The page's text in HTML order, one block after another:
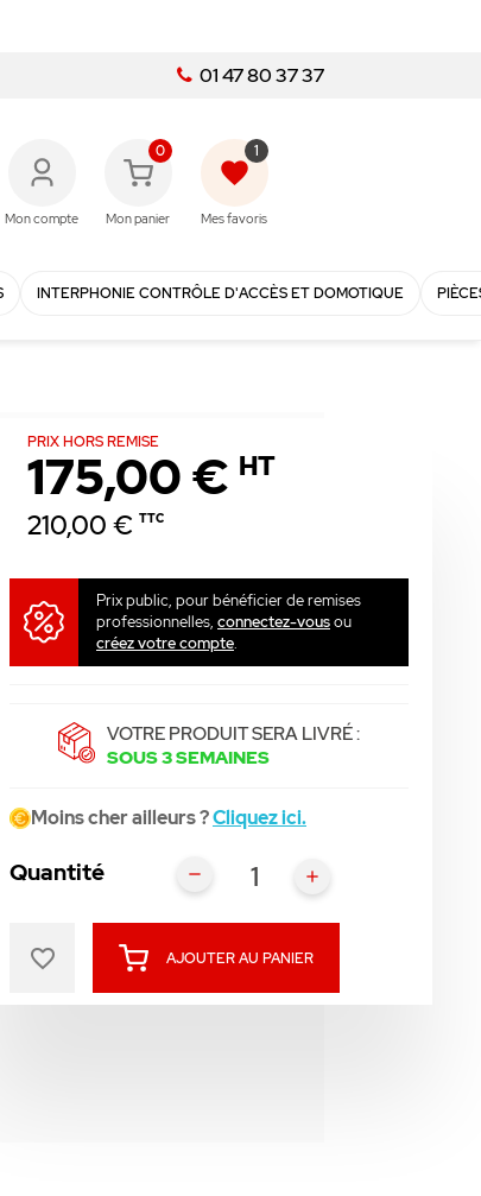
01 47 80 37 37
Mon compte
0
Mon panier
favorite
1
Mes favoris
INTERPHONIE CONTRÔLE D'ACCÈS ET DOMOTIQUE
PRIX HORS REMISE
175,00 € HT
210,00 € TTC
Prix public, pour bénéficier de remises
professionnelles, connectez-vousou
créez votre compte.
VOTRE PRODUIT SERA LIVRÉ :
SOUS 3 SEMAINES
Moins cher ailleurs ?Cliquez ici.
Quantité
AJOUTER AU PANIER
favorite_border